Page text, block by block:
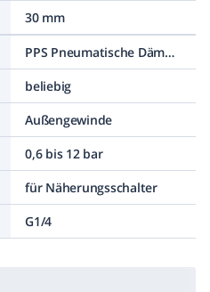
30 mm
PPS Pneumatische Dämpfung selbsteinstellend
beliebig
Außengewinde
0,6 bis 12 bar
für Näherungsschalter
G1/4